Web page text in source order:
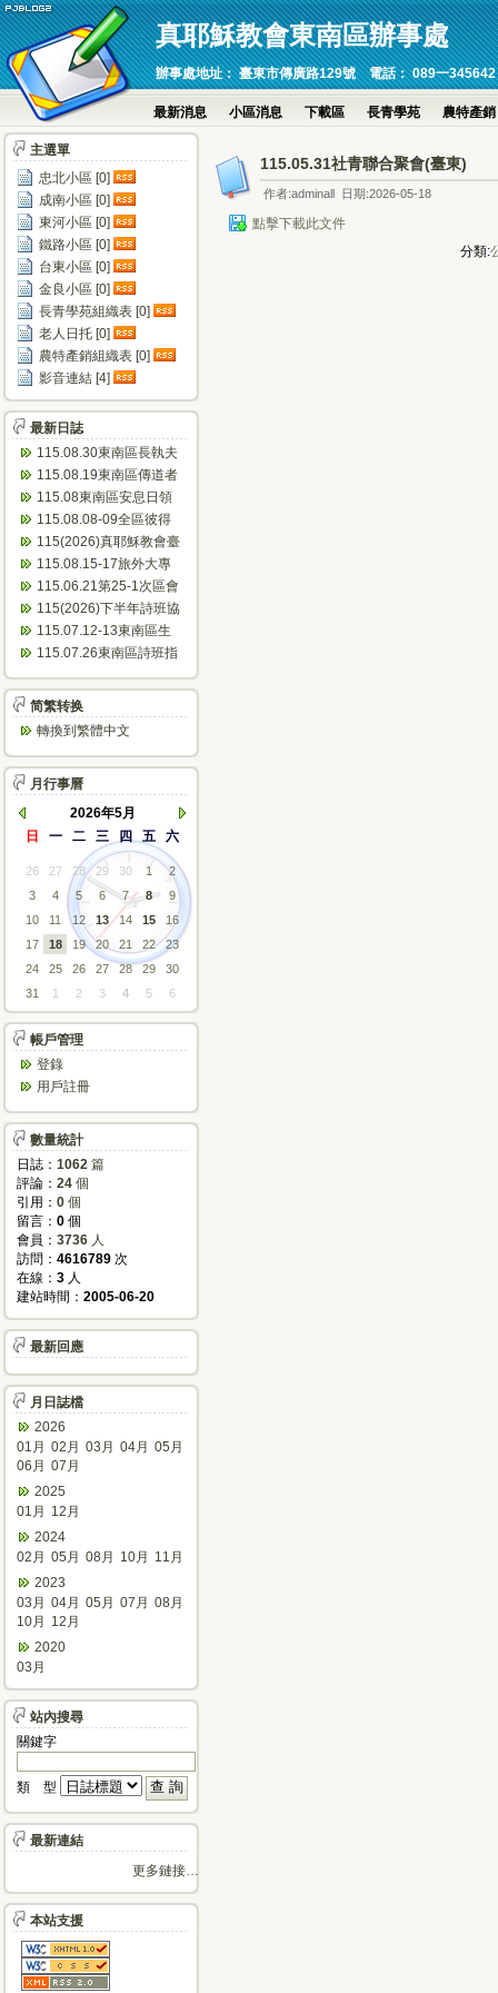
真耶穌教會東南區辦事處
辦事處地址： 臺東市傳廣路129號 電話： 089一
最新消息 小區消息 下載區 長青學苑 農特產銷
115.05.31社青聯合聚會(臺東)
作者:adminall 日期:2026-05-18
點擊下載此文件
分類:
主選單
忠北小區 [0]
成南小區 [0]
東河小區 [0]
鐵路小區 [0]
台東小區 [0]
金良小區 [0]
長青學苑組織表 [0]
老人日托 [0]
農特產銷組織表 [0]
影音連結 [4]
最新日誌
115.08.30東南區長執夫
婦進修會(忠孝)
115.08.19東南區傳道者
靈修會(瑞源)
115.08東南區安息日領
會表
115.08.08-09全區彼得
團契聯誼會(南寮)...
115(2026)真耶穌教會臺
灣傳教100周年~東...
115.08.15-17旅外大專
成長營(芝田)
115.06.21第25-1次區會
議(會議紀錄)
115(2026)下半年詩班協
助佈道會公文
115.07.12-13東南區生
命體驗活動(美和)...
115.07.26東南區詩班指
简繁转换
轉換到繁體中文
月行事曆
2026年5月
日
一 二 三 四 五 六
26 27 28 29 30 1
2
3
4 5 6 7 8
9
10
11 12 13 14 15
16
17
18 19 20 21 22
23
24
25 26 27 28 29
30
31
1 2 3 4 5 6
帳戶管理
登錄
用戶註冊
數量統計
日誌： 1062 篇
評論： 24 個
引用： 0 個
留言： 0 個
會員： 3736 人
訪問： 4616789 次
在線： 3 人
建站時間： 2005-06-20
最新回應
月日誌檔
2026
01月 02月 03月 04月 05月
06月 07月
2025
01月
12月
2024
02月 05月 08月 10月
11月
2023
03月 04月 05月 07月 08月
10月
12月
2020
03月
站內搜尋
關鍵字
類 型
最新連結
更多鏈接…
本站支援